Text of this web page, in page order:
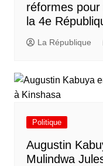
réformes
la 4e
La République
Politique
Augustin
Mulindwa